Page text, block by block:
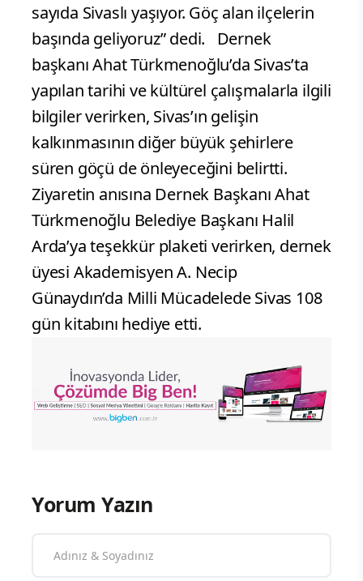
sayıda Sivaslı yaşıyor. Göç alan ilçelerin
başında geliyoruz” dedi. Dernek
başkanı Ahat Türkmenoğlu’da Sivas’ta
yapılan tarihi ve kültürel çalışmalarla ilgili
bilgiler verirken, Sivas’ın gelişin
kalkınmasının diğer büyük şehirlere
süren göçü de önleyeceğini belirtti.
Ziyaretin anısına Dernek Başkanı Ahat
Türkmenoğlu Belediye Başkanı Halil
Arda’ya teşekkür plaketi verirken, dernek
üyesi Akademisyen A. Necip
Günaydın’da Milli Mücadelede Sivas 108
gün kitabını hediye etti.
Yorum Yazın